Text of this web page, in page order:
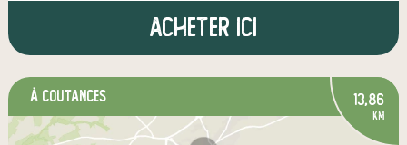
Acheter ici
à Coutances 13,86
km